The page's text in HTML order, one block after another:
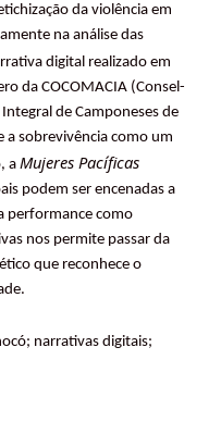
da violência em
na análise das
digital realizado em
da COCOMACIA (Consel-
de Camponeses de
a sobrevivência como um
a Mujeres Pacíficas
podem ser encenadas a
performance como
nos permite passar da
que reconhece o
narrativas digitais;